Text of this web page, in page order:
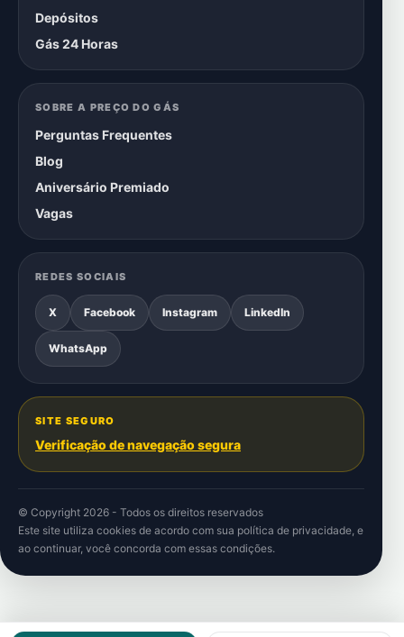
Depósitos
Gás 24 Horas
SOBRE A PREÇO DO GÁS
Perguntas Frequentes
Blog
Aniversário Premiado
Vagas
REDES SOCIAIS
X Facebook Instagram LinkedIn
WhatsApp
SITE SEGURO
Verificação de navegação segura
© Copyright 2026 - Todos os direitos reservados
Este site utiliza cookies de acordo com sua política de privacidade, e
ao continuar, você concorda com essas condições.